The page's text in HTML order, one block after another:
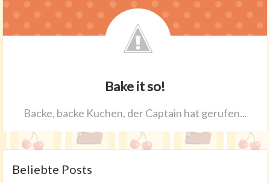
Bake it so!
Backe, backe Kuchen, der Captain hat gerufen...
Beliebte Posts